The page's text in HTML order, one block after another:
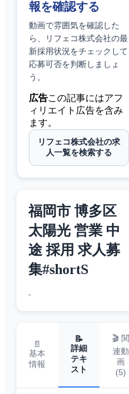
報を確認する
動画で雰囲気を確認した
ら、
リフェコ株式会社の最
新採用状況をチェックして
応募可否を判断しましょ
う。
広告この記事にはアフ
ィリエイト広告を含み
ます。
リフェコ株式会社の求
人一覧を検索する
福岡市 博多区
太陽光 営業 中
途 採用 求人募
集#shortS
-
📄
基本
情報
📝
詳細
テキ
スト
🎬 関
連動
画
(5)